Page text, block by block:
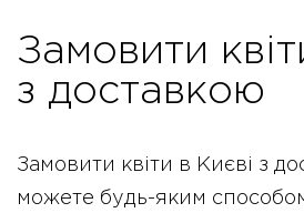
Замовити
з доставкою
Замовити квіти в Києві з
можете будь-яким